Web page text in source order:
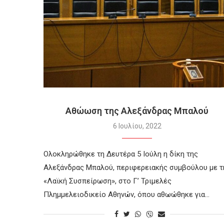
Αθώωση της Αλεξάνδρας Μπαλού
6 Ιουλίου, 2022
Ολοκληρώθηκε τη Δευτέρα 5 Ιούλη η δίκη της
Αλεξάνδρας Μπαλού, περιφερειακής συμβούλου με
«Λαϊκή Συσπείρωση», στο Γ’ Τριμελές
Πλημμελειοδικείο Αθηνών, όπου αθωώθηκε για…